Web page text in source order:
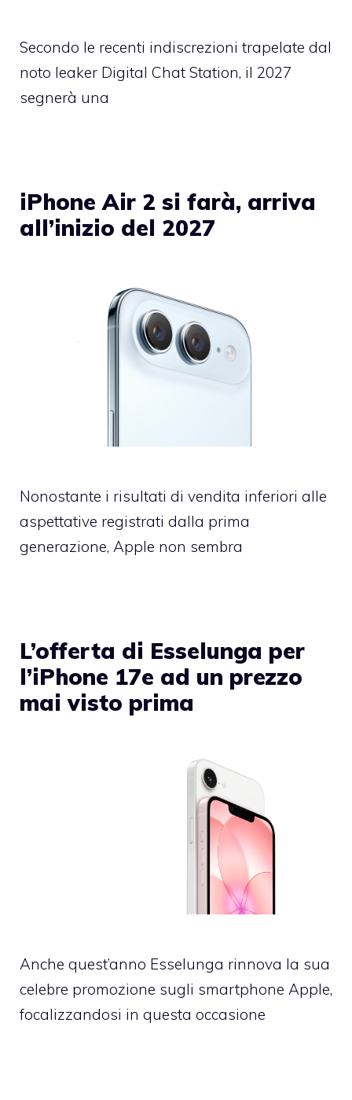
Secondo le recenti indiscrezioni trapelate dal
noto leaker Digital Chat Station, il 2027
segnerà una
iPhone Air 2 si farà, arriva
all’inizio del 2027
Nonostante i risultati di vendita inferiori alle
aspettative registrati dalla prima
generazione, Apple non sembra
L’offerta di Esselunga per
l’iPhone 17e ad un prezzo
mai visto prima
Anche quest’anno Esselunga rinnova la sua
celebre promozione sugli smartphone Apple,
focalizzandosi in questa occasione